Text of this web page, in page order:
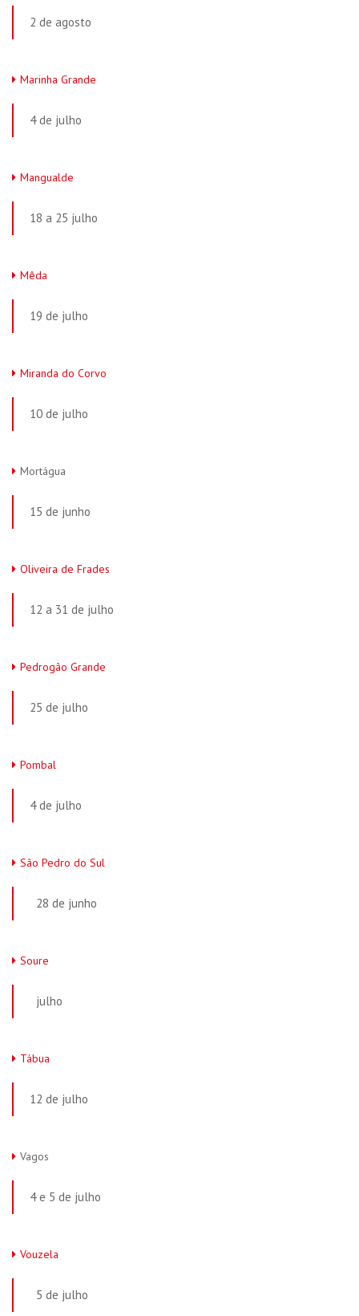
2 de agosto
Marinha Grande
4 de julho
Mangualde
18 a 25 julho
Mêda
19 de julho
Miranda do Corvo
10 de julho
Mortágua
15 de junho
Oliveira de Frades
12 a 31 de julho
Pedrogão Grande
25 de julho
Pombal
4 de julho
São Pedro do Sul
28 de junho
Soure
julho
Tábua
12 de julho
Vagos
4 e 5 de julho
Vouzela
5 de julho